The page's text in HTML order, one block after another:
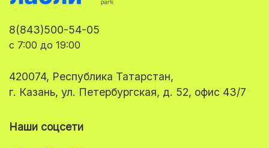
8(843)500-54-05
с 7:00 до 19:00
420074, Республика Татарстан,
г. Казань, ул. Петербургская, д. 52, офис 43/7
Наши соцсети